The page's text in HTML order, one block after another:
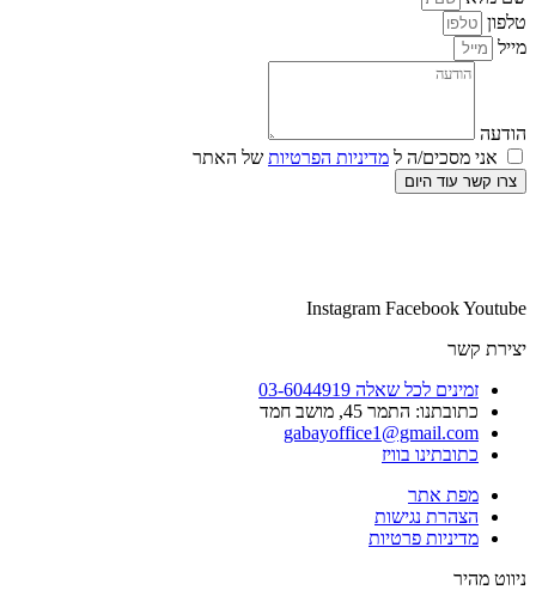
טלפון
מייל
הודעה
אני מסכים/ה ל מדיניות הפרטיות של האתר
צרו קשר עוד היום
Instagram FacebookYoutube
יצירת קשר
זמינים לכל שאלה 03-6044919
כתובתנו: התמר 45, מושב חמד​
gabayoffice1@gmail.com
כתובתינו בוויז
מפת אתר
הצהרת נגישות
מדיניות פרטיות
ניווט מהיר